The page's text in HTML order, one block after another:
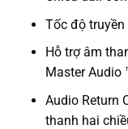
Tốc độ
Hỗ trợ âm
Master Audio
Audio Return
thanh hai